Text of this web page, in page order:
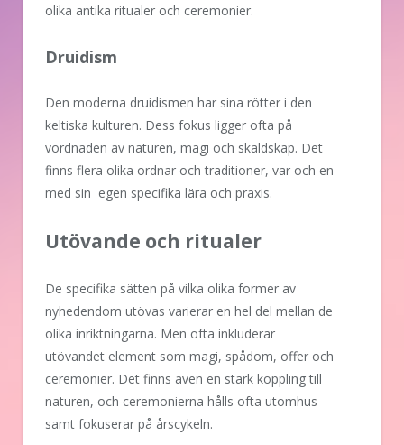
olika antika ritualer och ceremonier.
Druidism
Den moderna druidismen har sina rötter i den
keltiska kulturen. Dess fokus ligger ofta på
vördnaden av naturen, magi och skaldskap. Det
finns flera olika ordnar och traditioner, var och en
med sin egen specifika lära och praxis.
Utövande och ritualer
De specifika sätten på vilka olika former av
nyhedendom utövas varierar en hel del mellan de
olika inriktningarna. Men ofta inkluderar
utövandet element som magi, spådom, offer och
ceremonier. Det finns även en stark koppling till
naturen, och ceremonierna hålls ofta utomhus
samt fokuserar på årscykeln.